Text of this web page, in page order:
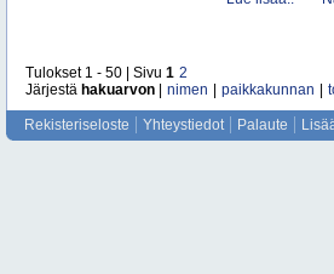
Tulokset 1 - 50 | Sivu 1 2
Järjestä hakuarvon nimen paikkakunnan
Rekisteriseloste Yhteystiedot Palaute